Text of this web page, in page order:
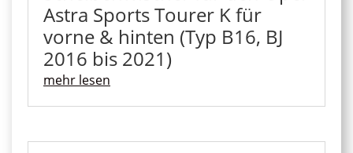
Astra Sports Tourer K für
vorne & hinten (Typ B16, BJ
2016 bis 2021)
mehr lesen